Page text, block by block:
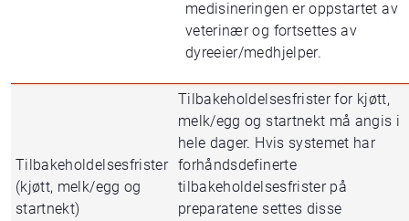
medisineringen er oppstartet av
veterinær og fortsettes av
dyreeier/medhjelper.
Tilbakeholdelsesfrister
(kjøtt, melk/egg og
startnekt)
Tilbakeholdelsesfrister for kjøtt,
melk/egg og startnekt må angis i
hele dager. Hvis systemet har
forhåndsdefinerte
tilbakeholdelsesfrister på
preparatene settes disse